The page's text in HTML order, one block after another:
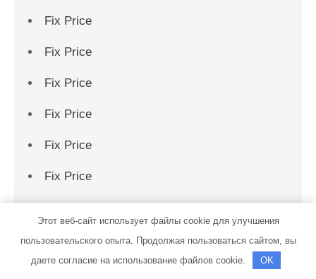
Fix Price
Fix Price
Fix Price
Fix Price
Fix Price
Fix Price
Fix Price
Fix Price
Этот веб-сайт использует файлы cookie для улучшения
пользовательского опыта. Продолжая пользоваться сайтом, вы
даете согласие на использование файлов cookie.
OK